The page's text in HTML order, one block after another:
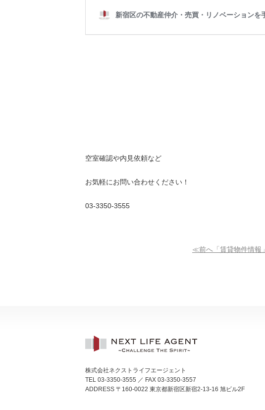
空室確認や内見依頼など
お気軽にお問い合わせください！
03-3350-3555
≪前へ「賃貸物件情報」
株式会社ネクストライフエージェント
TEL 03-3350-3555 ／ FAX 03-3350-3557
ADDRESS 〒160-0022 東京都新宿区新宿2-13-16 旭ビル2F